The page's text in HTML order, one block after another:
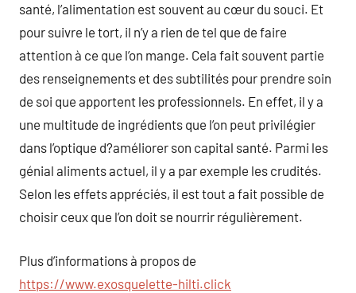
santé, l’alimentation est souvent au cœur du souci. Et
pour suivre le tort, il n’y a rien de tel que de faire
attention à ce que l’on mange. Cela fait souvent partie
des renseignements et des subtilités pour prendre soin
de soi que apportent les professionnels. En effet, il y a
une multitude de ingrédients que l’on peut privilégier
dans l’optique d?améliorer son capital santé. Parmi les
génial aliments actuel, il y a par exemple les crudités.
Selon les effets appréciés, il est tout a fait possible de
choisir ceux que l’on doit se nourrir régulièrement.
Plus d’informations à propos de
https://www.exosquelette-hilti.click